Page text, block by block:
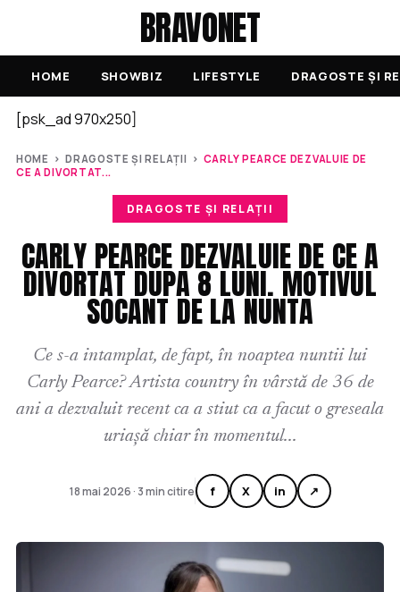
BRAVONET
HOME SHOWBIZ LIFESTYLE DRAGOSTE ȘI
[psk_ad 970x250]
HOME ›DRAGOSTE ȘI RELAȚII › CARLY PEARCE DEZVALUIE DE
CE A DIVORTAT...
DRAGOSTE ȘI RELAȚII
CARLY PEARCE DEZVALUIE DE CE A
DIVORTAT DUPA 8 LUNI. MOTIVUL
SOCANT DE LA NUNTA
Ce s-a intamplat, de fapt, în noaptea nuntii lui
Carly Pearce? Artista country în vârstă de 36 de
ani a dezvaluit recent ca a stiut ca a facut o greseala
uriașă chiar în momentul...
18 mai 2026 · 3 min citire f X in ↗